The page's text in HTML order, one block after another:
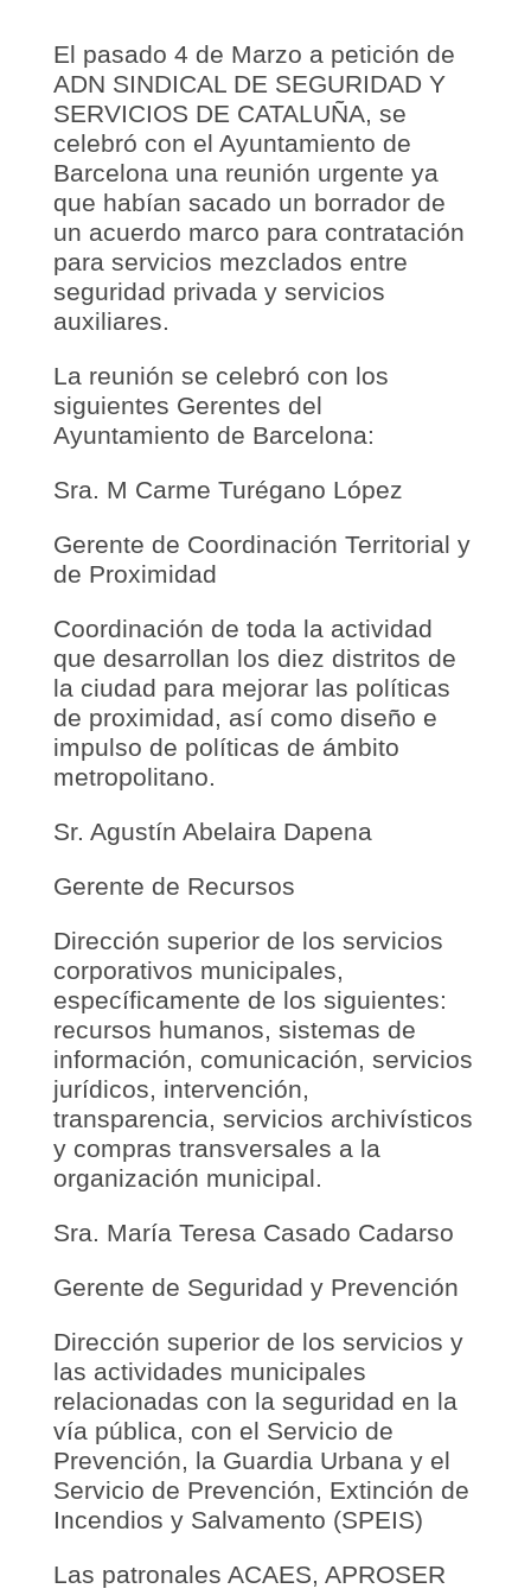
El pasado 4 de Marzo a petición de
ADN SINDICAL DE SEGURIDAD Y
SERVICIOS DE CATALUÑA, se
celebró con el Ayuntamiento de
Barcelona una reunión urgente ya
que habían sacado un borrador de
un acuerdo marco para contratación
para servicios mezclados entre
seguridad privada y servicios
auxiliares.
La reunión se celebró con los
siguientes Gerentes del
Ayuntamiento de Barcelona:
Sra. M Carme Turégano López
Gerente de Coordinación Territorial y
de Proximidad
Coordinación de toda la actividad
que desarrollan los diez distritos de
la ciudad para mejorar las políticas
de proximidad, así como diseño e
impulso de políticas de ámbito
metropolitano.
Sr. Agustín Abelaira Dapena
Gerente de Recursos
Dirección superior de los servicios
corporativos municipales,
específicamente de los siguientes:
recursos humanos, sistemas de
información, comunicación, servicios
jurídicos, intervención,
transparencia, servicios archivísticos
y compras transversales a la
organización municipal.
Sra. María Teresa Casado Cadarso
Gerente de Seguridad y Prevención
Dirección superior de los servicios y
las actividades municipales
relacionadas con la seguridad en la
vía pública, con el Servicio de
Prevención, la Guardia Urbana y el
Servicio de Prevención, Extinción de
Incendios y Salvamento (SPEIS)
Las patronales ACAES, APROSER